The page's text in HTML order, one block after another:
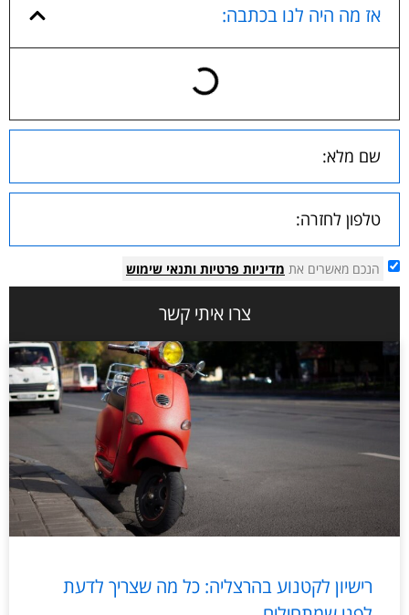
אז מה היה לנו בכתבה:
הנכם מאשרים את מדיניות פרטיות ותנאי שימוש
צרו איתי קשר
רישיון לקטנוע בהרצליה: כל מה שצריך לדעת